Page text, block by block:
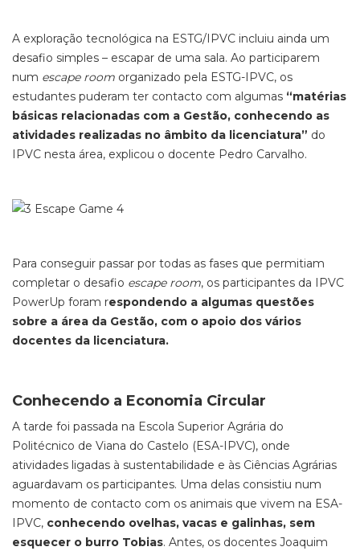
A exploração tecnológica na ESTG/IPVC incluiu ainda um
desafio simples – escapar de uma sala. Ao participarem
num escape room organizado pela ESTG-IPVC, os
estudantes puderam ter contacto com algumas “matérias
básicas relacionadas com a Gestão, conhecendo as
atividades realizadas no âmbito da licenciatura” do
IPVC nesta área, explicou o docente Pedro Carvalho.
Para conseguir passar por todas as fases que permitiam
completar o desafio escape room, os participantes da IPVC
PowerUp foram respondendo a algumas questões
sobre a área da Gestão, com o apoio dos vários
docentes da licenciatura.
Conhecendo a Economia Circular
A tarde foi passada na Escola Superior Agrária do
Politécnico de Viana do Castelo (ESA-IPVC), onde
atividades ligadas à sustentabilidade e às Ciências Agrárias
aguardavam os participantes. Uma delas consistiu num
momento de contacto com os animais que vivem na ESA-
IPVC, conhecendo ovelhas, vacas e galinhas, sem
esquecer o burro Tobias. Antes, os docentes Joaquim